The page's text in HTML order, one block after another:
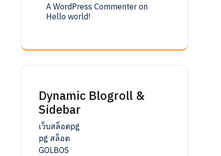
A WordPress Commenter on
Hello world!
Dynamic Blogroll &
Sidebar
เว็บสล็อตpg
pg สล็อต
GOLBOS